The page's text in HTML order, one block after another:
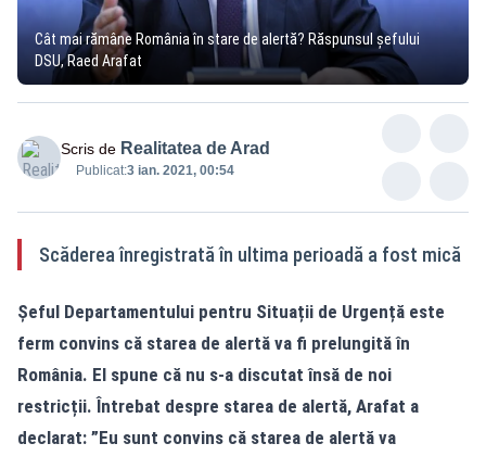
Cât mai rămâne România în stare de alertă? Răspunsul șefului
DSU, Raed Arafat
Scris de Realitatea de Arad
Publicat:3 ian. 2021, 00:54
Scăderea înregistrată în ultima perioadă a fost mică
Șeful Departamentului pentru Situații de Urgență este
ferm convins că starea de alertă va fi prelungită în
România. El spune că nu s-a discutat însă de noi
restricții.Întrebat despre starea de alertă, Arafat a
declarat: ”Eu sunt convins că starea de alertă va